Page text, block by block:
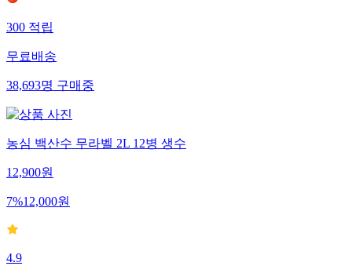
300 적립
무료배송
38,693명 구매중
농심 백산수 무라벨 2L 12병 생수
12,900원
7%12,000원
4.9